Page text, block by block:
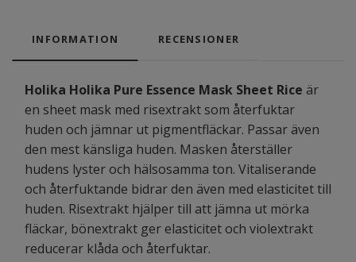
INFORMATION RECENSIONER
Holika Holika Pure Essence Mask Sheet Rice är
en sheet mask med risextrakt som återfuktar
huden och jämnar ut pigmentfläckar. Passar även
den mest känsliga huden. Masken återställer
hudens lyster och hälsosamma ton. Vitaliserande
och återfuktande bidrar den även med elasticitet till
huden. Risextrakt hjälper till att jämna ut mörka
fläckar, bönextrakt ger elasticitet och violextrakt
reducerar klåda och återfuktar.